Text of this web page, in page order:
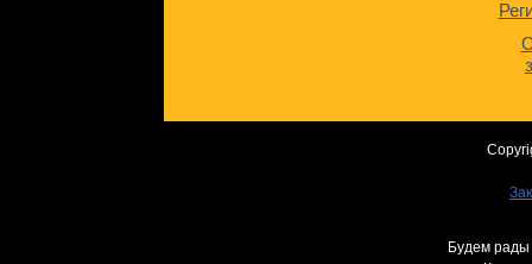
Будем рады